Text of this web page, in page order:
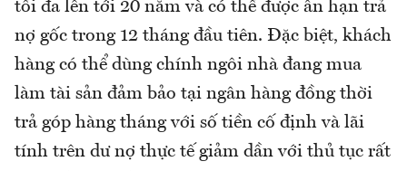
tối đa lên tới 20 năm và có thể được ân hạn trả
nợ gốc trong 12 tháng đầu tiên. Đặc biệt, khách
hàng có thể dùng chính ngôi nhà đang mua
làm tài sản đảm bảo tại ngân hàng đồng thời
trả góp hàng tháng với số tiền cố định và lãi
tính trên dư nợ thực tế giảm dần với thủ tục rất